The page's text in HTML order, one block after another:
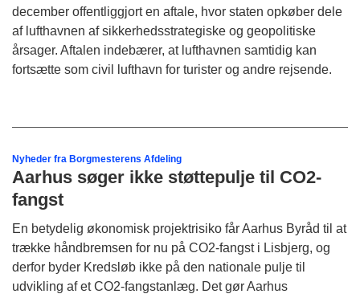
december offentliggjort en aftale, hvor staten opkøber dele
af lufthavnen af sikkerhedsstrategiske og geopolitiske
årsager. Aftalen indebærer, at lufthavnen samtidig kan
fortsætte som civil lufthavn for turister og andre rejsende.
Nyheder fra Borgmesterens Afdeling
Aarhus søger ikke støttepulje til CO2-
fangst
En betydelig økonomisk projektrisiko får Aarhus Byråd til at
trække håndbremsen for nu på CO2-fangst i Lisbjerg, og
derfor byder Kredsløb ikke på den nationale pulje til
udvikling af et CO2-fangstanlæg. Det gør Aarhus